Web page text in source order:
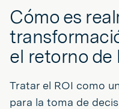
Cómo es
el retorno de
Tratar el ROI como
para la toma de